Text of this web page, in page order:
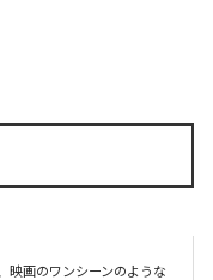
映画のワンシーンのような